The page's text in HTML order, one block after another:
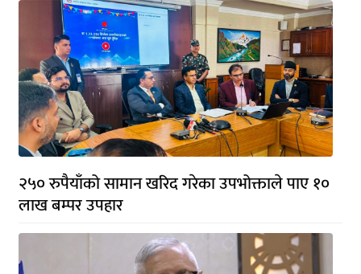
२५० रुपैयाँको सामान खरिद गरेका उपभोक्ताले पाए १०
लाख बम्पर उपहार